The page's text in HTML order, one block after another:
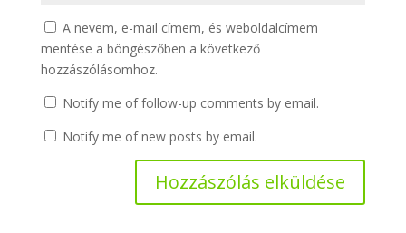
A nevem, e-mail címem, és weboldalcímem
mentése a böngészőben a következő
hozzászólásomhoz.
Notify me of follow-up comments by email.
Notify me of new posts by email.